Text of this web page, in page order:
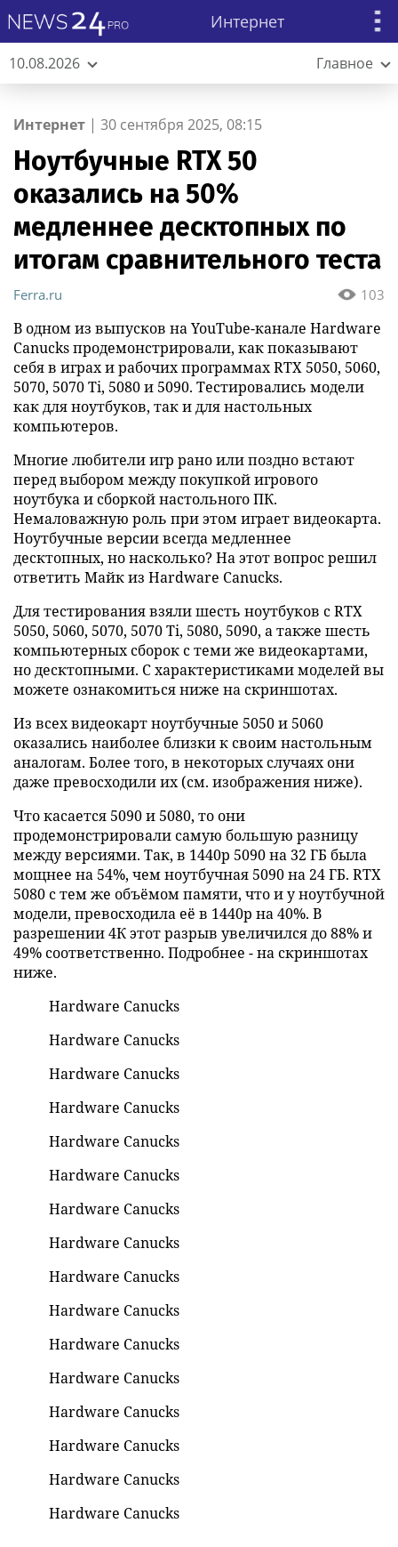
Интернет
10.08.2026 Главное
Интернет | 30 сентября 2025, 08:15
Ноутбучные RTX 50
оказались на 50%
медленнее десктопных по
итогам сравнительного теста
103
Ferra.ru
В одном из выпусков на YouTube-канале Hardware
Canucks продемонстрировали, как показывают
себя в играх и рабочих программах RTX 5050, 5060,
5070, 5070 Ti, 5080 и 5090. Тестировались модели
как для ноутбуков, так и для настольных
компьютеров.
Многие любители игр рано или поздно встают
перед выбором между покупкой игрового
ноутбука и сборкой настольного ПК.
Немаловажную роль при этом играет видеокарта.
Ноутбучные версии всегда медленнее
десктопных, но насколько? На этот вопрос решил
ответить Майк из Hardware Canucks.
Для тестирования взяли шесть ноутбуков с RTX
5050, 5060, 5070, 5070 Ti, 5080, 5090, а также шесть
компьютерных сборок с теми же видеокартами,
но десктопными. С характеристиками моделей вы
можете ознакомиться ниже на скриншотах.
Из всех видеокарт ноутбучные 5050 и 5060
оказались наиболее близки к своим настольным
аналогам. Более того, в некоторых случаях они
даже превосходили их (см. изображения ниже).
Что касается 5090 и 5080, то они
продемонстрировали самую большую разницу
между версиями. Так, в 1440р 5090 на 32 ГБ была
мощнее на 54%, чем ноутбучная 5090 на 24 ГБ. RTX
5080 с тем же объёмом памяти, что и у ноутбучной
модели, превосходила её в 1440р на 40%. В
разрешении 4К этот разрыв увеличился до 88% и
49% соответственно. Подробнее - на скриншотах
ниже.
Hardware Canucks
Hardware Canucks
Hardware Canucks
Hardware Canucks
Hardware Canucks
Hardware Canucks
Hardware Canucks
Hardware Canucks
Hardware Canucks
Hardware Canucks
Hardware Canucks
Hardware Canucks
Hardware Canucks
Hardware Canucks
Hardware Canucks
Hardware Canucks